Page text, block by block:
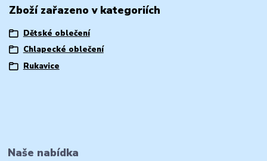
Zboží zařazeno v kategoriích
Dětské oblečení
Chlapecké oblečení
Rukavice
Naše nabídka